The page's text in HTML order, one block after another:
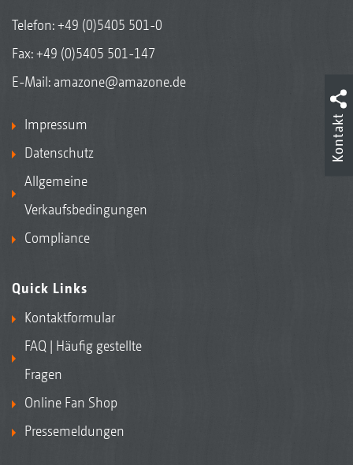
Telefon:+49 (0)5405 501-0
Fax: +49 (0)5405 501-147
E-Mail: amazone@amazone.de
Impressum
Datenschutz
Allgemeine
Verkaufsbedingungen
Compliance
Quick Links
Kontaktformular
FAQ | Häufig gestellte
Fragen
Online Fan Shop
Pressemeldungen
Kontakt